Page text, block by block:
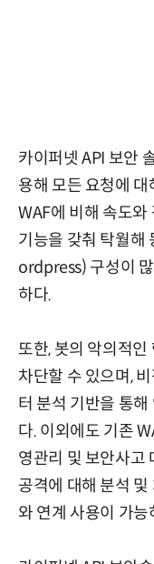
카이퍼넷 API 보안
용해 모든 요청에
WAF에 비해 속도와
기능을 갖춰 탁월해
ordpress) 구성이
하다.
또한, 봇의 악의적
차단할 수 있으며,
터 분석 기반을 통
다. 이외에도 기존
영관리 및 보안사고
공격에 대해 분석
와 연계 사용이 가능